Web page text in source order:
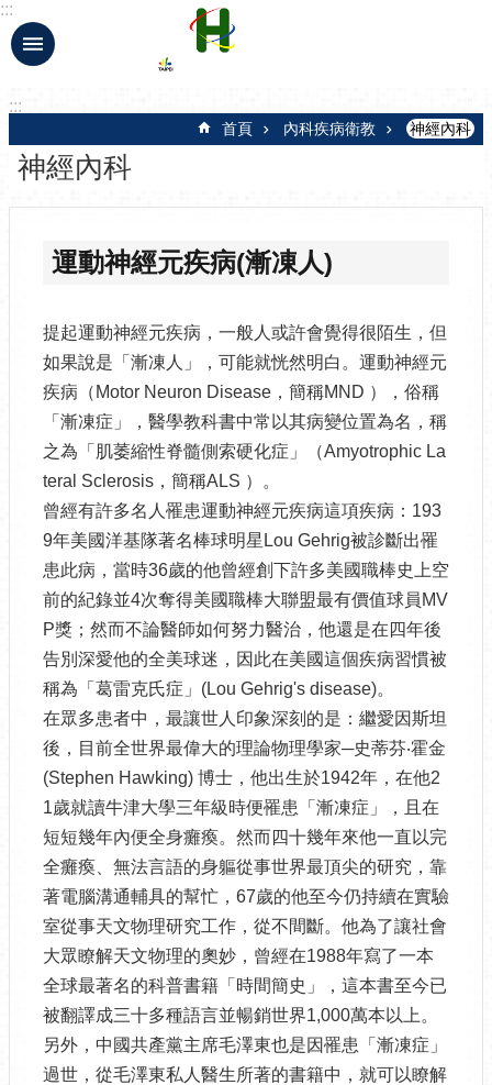
跳到主要內容區塊
:::
:::
首頁 內科疾病衛教 神經內科
神經內科
運動神經元疾病(漸凍人)
提起運動神經元疾病，一般人或許會覺得很陌生，但
如果說是「漸凍人」，可能就恍然明白。運動神經元
疾病（Motor Neuron Disease，簡稱MND ），俗稱
「漸凍症」，醫學教科書中常以其病變位置為名，稱
之為「肌萎縮性脊髓側索硬化症」（Amyotrophic La
teral Sclerosis，簡稱ALS ）。
曾經有許多名人罹患運動神經元疾病這項疾病：193
9年美國洋基隊著名棒球明星Lou Gehrig被診斷出罹
患此病，當時36歲的他曾經創下許多美國職棒史上空
前的紀錄並4次奪得美國職棒大聯盟最有價值球員MV
P獎；然而不論醫師如何努力醫治，他還是在四年後
告別深愛他的全美球迷，因此在美國這個疾病習慣被
稱為「葛雷克氏症」(Lou Gehrig's disease)。
在眾多患者中，最讓世人印象深刻的是：繼愛因斯坦
後，目前全世界最偉大的理論物理學家─史蒂芬‧霍金
(Stephen Hawking) 博士，他出生於1942年，在他2
1歲就讀牛津大學三年級時便罹患「漸凍症」，且在
短短幾年內便全身癱瘓。然而四十幾年來他一直以完
全癱瘓、無法言語的身軀從事世界最頂尖的研究，靠
著電腦溝通輔具的幫忙，67歲的他至今仍持續在實驗
室從事天文物理研究工作，從不間斷。他為了讓社會
大眾瞭解天文物理的奧妙，曾經在1988年寫了一本
全球最著名的科普書籍「時間簡史」，這本書至今已
被翻譯成三十多種語言並暢銷世界1,000萬本以上。
另外，中國共產黨主席毛澤東也是因罹患「漸凍症」
過世，從毛澤東私人醫生所著的書籍中，就可以瞭解